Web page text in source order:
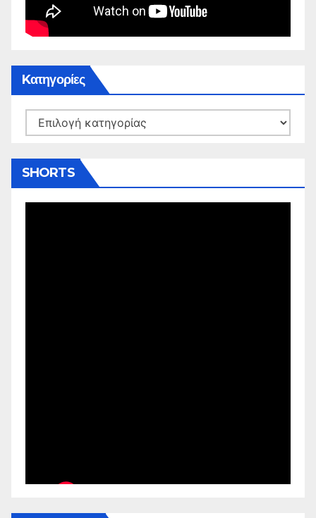
Kατηγορίες
Kατηγορίες
SHORTS